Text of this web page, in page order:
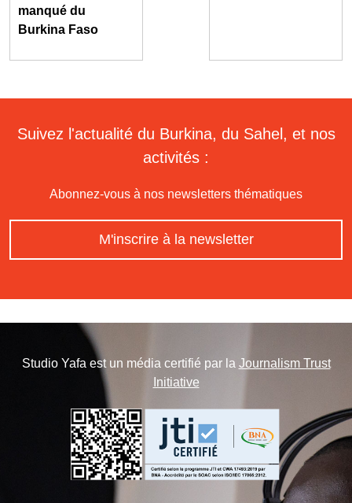
manqué du
Burkina Faso
Suivez l'actualité du Burkina, du Sahel, et nos
activités :
Abonnez-vous à nos newsletters thématiques
M'inscrire à la newsletter
Studio Yafa est un média certifié par la Journalism Trust
Initiative